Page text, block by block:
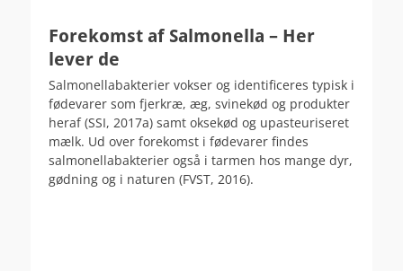
Forekomst af Salmonella – Her
lever de
Salmonellabakterier vokser og identificeres typisk i
fødevarer som fjerkræ, æg, svinekød og produkter
heraf (SSI, 2017a) samt oksekød og upasteuriseret
mælk. Ud over forekomst i fødevarer findes
salmonellabakterier også i tarmen hos mange dyr,
gødning og i naturen (FVST, 2016).